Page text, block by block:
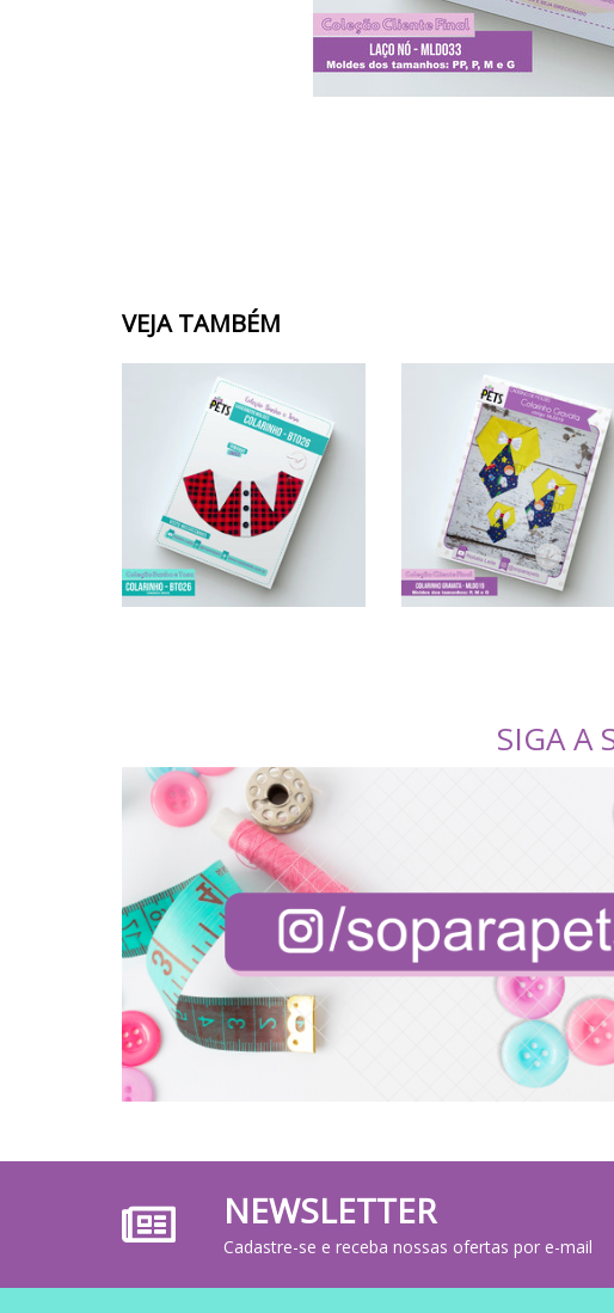
VEJA TAMBÉM
SIGA A
NEWSLETTER
Cadastre-se e receba nossas ofertas por e-mail